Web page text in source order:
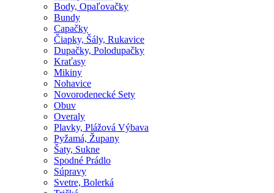
Body, Opaľovačky
Bundy
Capačky
Čiapky, Šály, Rukavice
Dupačky, Polodupačky
Kraťasy
Mikiny
Nohavice
Novorodenecké Sety
Obuv
Overaly
Plavky, Plážová Výbava
Pyžamá, Župany
Šaty, Sukne
Spodné Prádlo
Súpravy
Svetre, Bolerká